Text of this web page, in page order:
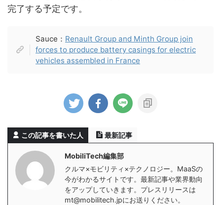
完了する予定です。
Sauce： Renault Group and Minth Group join
forces to produce battery casings for electric
vehicles assembled in France
この記事を書いた人 最新記事
MobiliTech編集部
クルマ×モビリティ×テクノロジー。MaaSの
今がわかるサイトです。最新記事や業界動向
をアップしていきます。プレスリリースは
mt@mobilitech.jpにお送りください。